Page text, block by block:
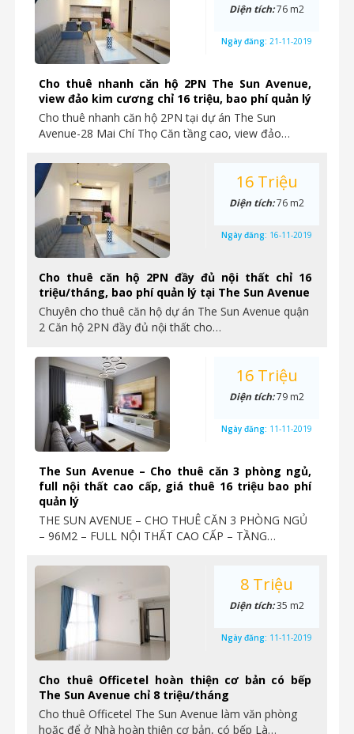
Cho thuê nhanh căn hộ 2PN The Sun Avenue,
view đảo kim cương chỉ 16 triệu, bao phí quản lý
Cho thuê nhanh căn hộ 2PN tại dự án The Sun
Avenue-28 Mai Chí Thọ Căn tầng cao, view đảo…
Diện tích:76 m2
Ngày đăng: 21-11-2019
Cho thuê căn hộ 2PN đầy đủ nội thất chỉ 16
triệu/tháng, bao phí quản lý tại The Sun Avenue
Chuyên cho thuê căn hộ dự án The Sun Avenue quận
2 Căn hộ 2PN đầy đủ nội thất cho…
16 Triệu
Diện tích:76 m2
Ngày đăng: 16-11-2019
The Sun Avenue – Cho thuê căn 3 phòng ngủ,
full nội thất cao cấp, giá thuê 16 triệu bao phí
quản lý
THE SUN AVENUE – CHO THUÊ CĂN 3 PHÒNG NGỦ
– 96M2 – FULL NỘI THẤT CAO CẤP – TẦNG…
16 Triệu
Diện tích:79 m2
Ngày đăng: 11-11-2019
Cho thuê Officetel hoàn thiện cơ bản có bếp
The Sun Avenue chỉ 8 triệu/tháng
Cho thuê Officetel The Sun Avenue làm văn phòng
hoặc để ở Nhà hoàn thiện cơ bản, có bếp Là…
8 Triệu
Diện tích:35 m2
Ngày đăng: 11-11-2019